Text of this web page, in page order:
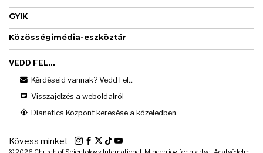
GYIK
Közösségimédia-eszköztár
VEDD FEL...
Kérdéseid vannak? Vedd Fel...
Visszajelzés a weboldalról
Dianetics Központ keresése a közeledben
Kövess minket